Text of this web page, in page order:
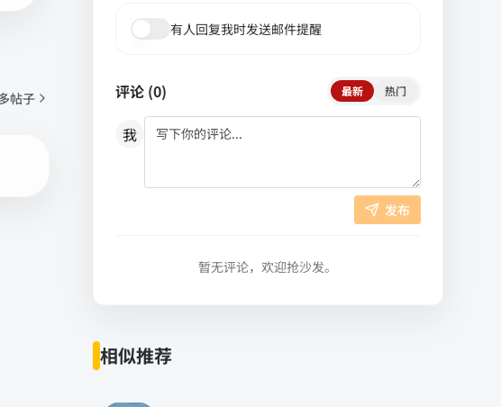
帖子
有人回复我时发送邮件提醒
评论 (0) 最新 热门
我
发布
暂无评论，欢迎抢沙发。
相似推荐